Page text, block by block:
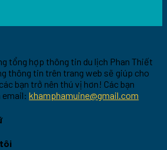
tổng hợp thông tin du lịch Phan Thiết
thông tin trên trang web sẽ giúp cho
bạn trở nên thú vị hơn! Các bạn
email: khamphamuine@gmail.com